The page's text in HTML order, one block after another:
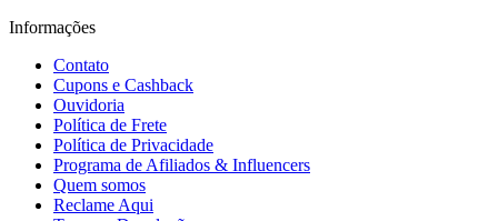
Informações
Contato
Cupons e Cashback
Ouvidoria
Política de Frete
Política de Privacidade
Programa de Afiliados & Influencers
Quem somos
Reclame Aqui